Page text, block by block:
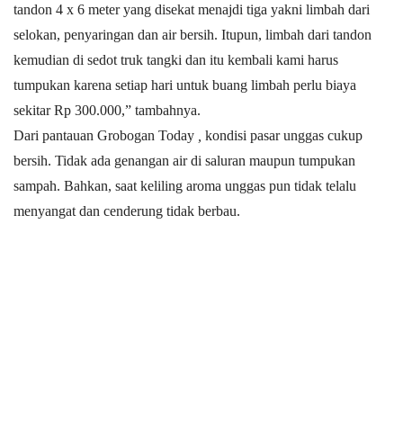
tandon 4 x 6 meter yang disekat menajdi tiga yakni limbah dari
selokan, penyaringan dan air bersih. Itupun, limbah dari tandon
kemudian di sedot truk tangki dan itu kembali kami harus
tumpukan karena setiap hari untuk buang limbah perlu biaya
sekitar Rp 300.000,” tambahnya.
Dari pantauan Grobogan Today
kondisi pasar unggas cukup
bersih. Tidak ada genangan air di saluran maupun tumpukan
sampah. Bahkan, saat keliling aroma unggas pun tidak telalu
menyangat dan cenderung tidak berbau.